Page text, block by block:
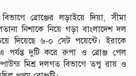
ব্রোঞ্জের লড়াইয়ে দিয়া, সীমা
নিশাকে নিয়ে গড়া বাংলাদেশ দল
দিয়েছে ৬-০ সেট পয়েন্টে। ইরাকে
দুটি করে রুপা ও ব্রোঞ্জ পেল
মিশ্র দলগত বিভাগে তপু রায় ও